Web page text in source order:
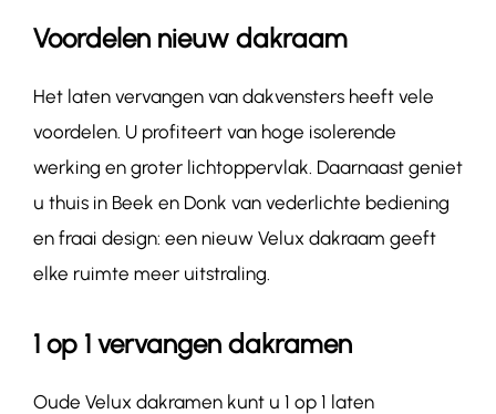
Voordelen nieuw dakraam
Het laten vervangen van dakvensters heeft vele
voordelen. U profiteert van hoge isolerende
werking en groter lichtoppervlak. Daarnaast geniet
u thuis in Beek en Donk van vederlichte bediening
en fraai design: een nieuw Velux dakraam geeft
elke ruimte meer uitstraling.
1 op 1 vervangen dakramen
Oude Velux dakramen kunt u 1 op 1 laten